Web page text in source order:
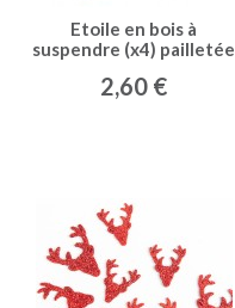
Etoile en bois à
suspendre (x4) pailletée
2,60 €